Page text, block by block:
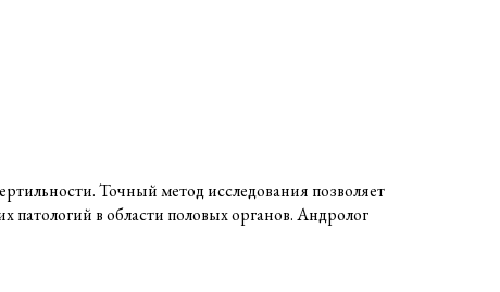
Точный метод исследования позволяет
в области половых органов. Андролог